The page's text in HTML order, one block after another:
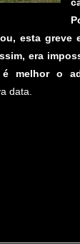
esta greve
era
melhor o
data.